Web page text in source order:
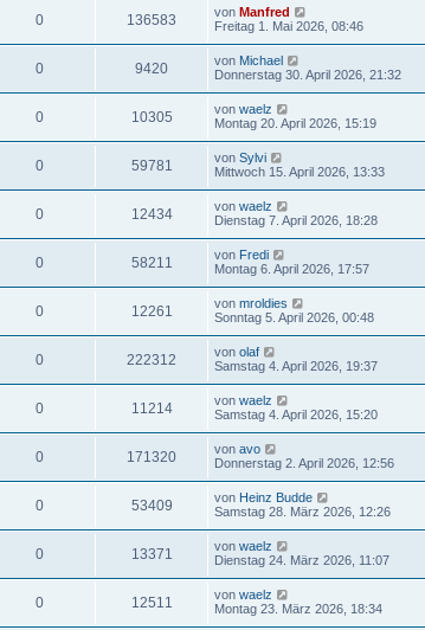
0 136583 von Manfred
Freitag 1. Mai 2026, 08:46
0 9420 von Michael
Donnerstag 30. April 2026, 21:32
0 10305 von waelz
Montag 20. April 2026, 15:19
0 59781 von Sylvi
Mittwoch 15. April 2026, 13:33
0 12434 von waelz
Dienstag 7. April 2026, 18:28
0 58211 von Fredi
Montag 6. April 2026, 17:57
0 12261 von mroldies
Sonntag 5. April 2026, 00:48
0 222312 von olaf
Samstag 4. April 2026, 19:37
0 11214 von waelz
Samstag 4. April 2026, 15:20
0 171320 von avo
Donnerstag 2. April 2026, 12:56
0 53409 von Heinz Budde
Samstag 28. März 2026, 12:26
0 13371 von waelz
Dienstag 24. März 2026, 11:07
0 12511 von waelz
Montag 23. März 2026, 18:34